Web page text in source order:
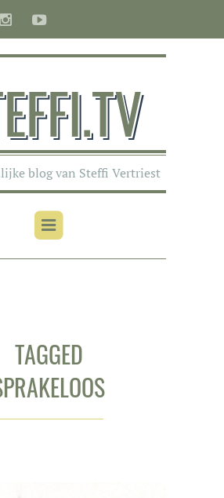
blog van Steffi Vertriest
TAGGED